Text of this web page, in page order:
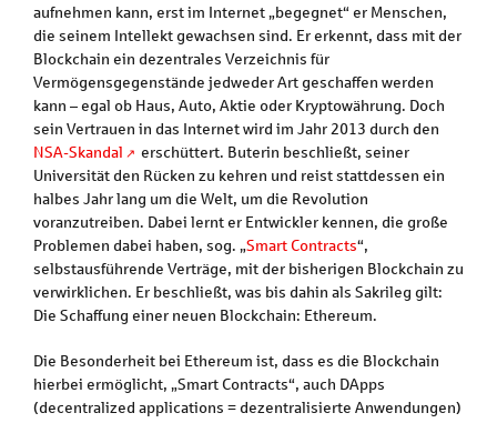
aufnehmen kann, erst im Internet „begegnet“ er Menschen,
die seinem Intellekt gewachsen sind. Er erkennt, dass mit der
Blockchain ein dezentrales Verzeichnis für
Vermögensgegenstände jedweder Art geschaffen werden
kann – egal ob Haus, Auto, Aktie oder Kryptowährung. Doch
sein Vertrauen in das Internet wird im Jahr 2013 durch den
NSA-Skandal
erschüttert. Buterin beschließt, seiner
Universität den Rücken zu kehren und reist stattdessen ein
halbes Jahr lang um die Welt, um die Revolution
voranzutreiben. Dabei lernt er Entwickler kennen, die große
Problemen dabei haben, sog. „Smart Contracts“,
selbstausführende Verträge, mit der bisherigen Blockchain zu
verwirklichen. Er beschließt, was bis dahin als Sakrileg gilt:
Die Schaffung einer neuen Blockchain: Ethereum.
Die Besonderheit bei Ethereum ist, dass es die Blockchain
hierbei ermöglicht, „Smart Contracts“, auch DApps
(decentralized applications = dezentralisierte Anwendungen)